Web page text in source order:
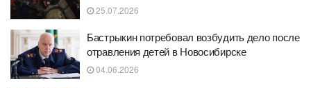
25.07.2026
Бастрыкин потребовал возбудить дело после
отравления детей в Новосибирске
04.06.2026